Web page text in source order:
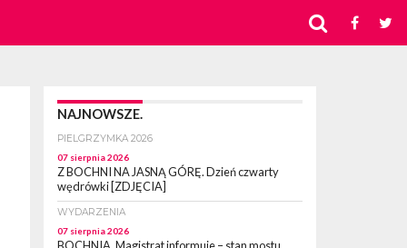
NAJNOWSZE.
PIELGRZYMKA 2026
07 sierpnia 2026
Z BOCHNI NA JASNĄ GÓRĘ. Dzień czwarty
wędrówki [ZDJĘCIA]
WYDARZENIA
07 sierpnia 2026